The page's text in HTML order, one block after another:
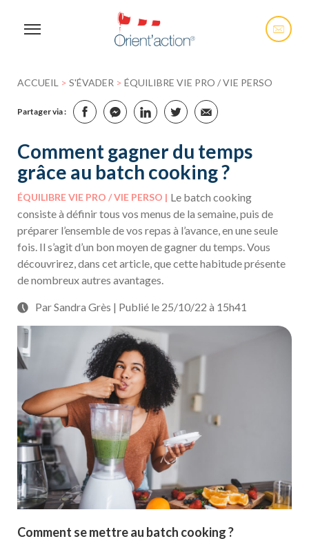
ACCUEIL > S'ÉVADER > ÉQUILIBRE VIE PRO / VIE PERSO
Partager via :
Comment gagner du temps
grâce au batch cooking ?
ÉQUILIBRE VIE PRO / VIE PERSO
Le batch cooking
consiste à définir tous vos menus de la semaine, puis de
préparer l’ensemble de vos repas à l’avance, en une seule
fois. Il s’agit d’un bon moyen de gagner du temps. Vous
découvrirez, dans cet article, que cette habitude présente
de nombreux autres avantages.
Par Sandra Grès | Publié le 25/10/22 à 15h41
Comment se mettre au batch cooking ?